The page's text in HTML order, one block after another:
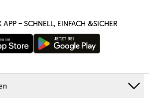
– SCHNELL, EINFACH &SICHER